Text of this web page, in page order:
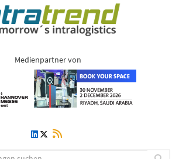
Medienpartner von